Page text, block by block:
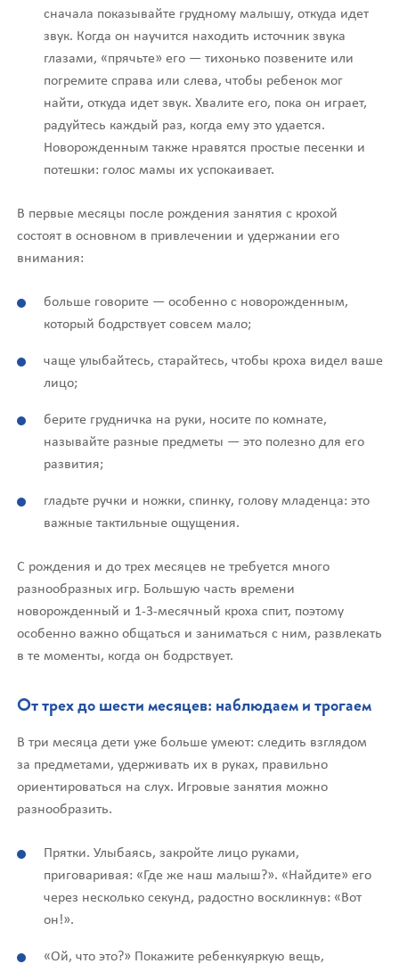
сначала показывайте грудному малышу, откуда идет
звук. Когда он научится находить источник звука
глазами, «прячьте» его — тихонько позвените или
погремите справа или слева, чтобы ребенок мог
найти, откуда идет звук. Хвалите его, пока он играет,
радуйтесь каждый раз, когда ему это удается.
Новорожденным также нравятся простые песенки и
потешки: голос мамы их успокаивает.
В первые месяцы после рождения занятия с крохой
состоят в основном в привлечении и удержании его
внимания:
больше говорите — особенно с новорожденным,
который бодрствует совсем мало;
чаще улыбайтесь, старайтесь, чтобы кроха видел ваше
лицо;
берите грудничка на руки, носите по комнате,
называйте разные предметы — это полезно для его
развития;
гладьте ручки и ножки, спинку, голову младенца: это
важные тактильные ощущения.
С рождения и до трех месяцев не требуется много
разнообразных игр. Большую часть времени
новорожденный и 1-3-месячный кроха спит, поэтому
особенно важно общаться и заниматься с ним, развлекать
в те моменты, когда он бодрствует.
От трех до шести месяцев: наблюдаем и трогаем
В три месяца дети уже больше умеют: следить взглядом
за предметами, удерживать их в руках, правильно
ориентироваться на слух. Игровые занятия можно
разнообразить.
Прятки. Улыбаясь, закройте лицо руками,
приговаривая: «Где же наш малыш?». «Найдите» его
через несколько секунд, радостно воскликнув: «Вот
он!».
«Ой, что это?» Покажите ребенкуяркую вещь,